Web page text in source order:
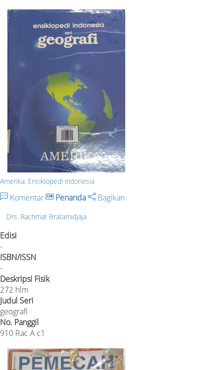
Amerika: Ensiklopedi indonesia
Komentar Penanda Bagikan
Drs. Rachmat Bratamidjaja
Edisi
-
ISBN/ISSN
-
Deskripsi Fisik
272 hlm
Judul Seri
geografi
No. Panggil
910 Rac A c1